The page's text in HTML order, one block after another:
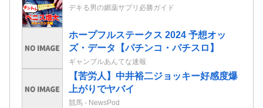
デキる男の媚薬サプリ必勝ガイド
ホープフルステークス 2024 予想オッ
ズ・データ【パチンコ・パチスロ】
ギャンブルあんてな速報
【苦労人】中井裕二ジョッキー好感度爆
上がりでヤバイ
競馬 - NewsPod